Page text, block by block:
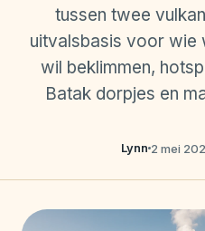
tussen twee
uitvalsbasis voor wie
wil beklimmen,
Batak dorpjes en
Lynn 2 mei